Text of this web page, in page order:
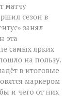
матчу
сезон в
занял
эта
самых ярких
на пользу.
в итоговые
маркером
и чего от них